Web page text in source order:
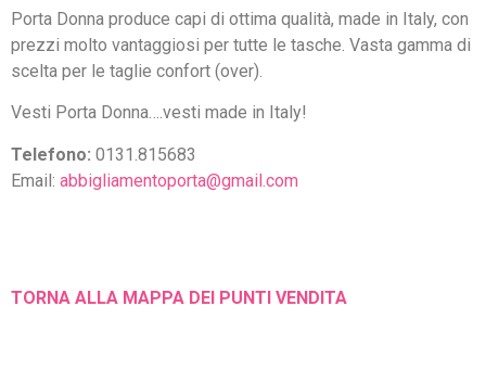
Porta Donna produce capi di ottima qualità, made in Italy, con
prezzi molto vantaggiosi per tutte le tasche. Vasta gamma di
scelta per le taglie confort (over).
Vesti Porta Donna….vesti made in Italy!
Telefono: 0131.815683
Email: abbigliamentoporta@gmail.com
TORNA ALLA MAPPA DEI PUNTI VENDITA